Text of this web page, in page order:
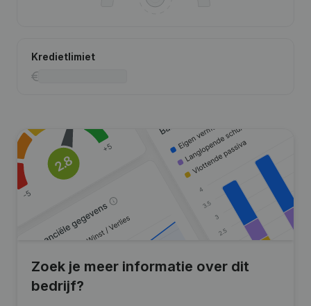
Kredietlimiet
Zoek je meer informatie over dit
bedrijf?